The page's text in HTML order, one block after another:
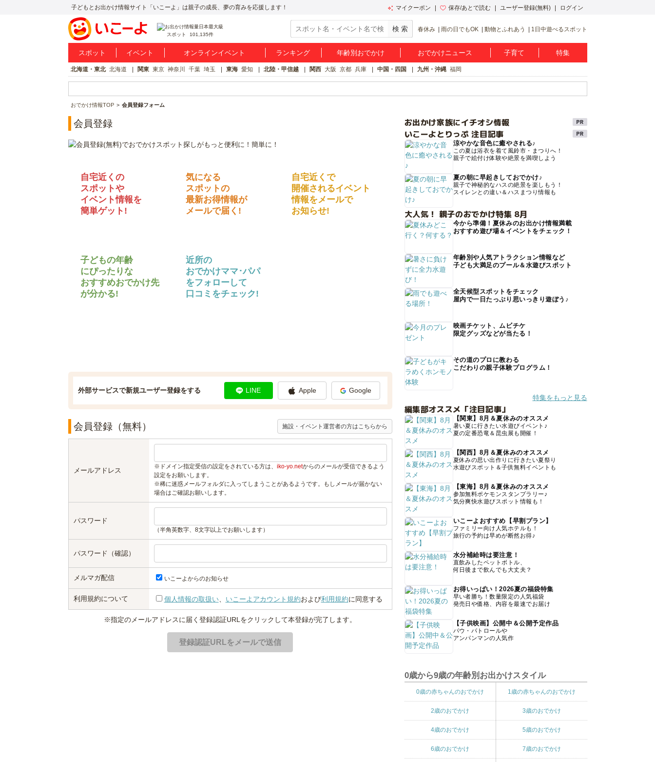
子どもとお出かけ情報サイト「いこーよ」は親子の成長、夢の育みを応援します！ マイクーポン 保存/あとで読む ユーザー登録(無料) ログイン
スポット 101,135件
春休み 雨の日でもOK 動物とふれあう 1日中遊べるスポット
スポット イベント オンラインイベント ランキング 年齢別おでかけ おでかけニュース 子育て 特集
北海道・東北 北海道 関東 東京 神奈川 千葉 埼玉 東海 愛知 北陸・甲信越 関西 大阪 京都 兵庫 中国・四国 九州・沖縄 福岡
おでかけ情報TOP 会員登録フォーム
会員登録
自宅近くの
スポットや
イベント情報を
簡単ゲット!
気になる
スポットの
最新お得情報が
メールで届く!
自宅近くで
開催されるイベント
情報をメールで
お知らせ!
子どもの年齢
にぴったりな
おすすめおでかけ先
が分かる!
近所の
おでかけママ･パパ
をフォローして
口コミをチェック!
外部サービスで新規ユーザー登録をする LINE Apple Google
会員登録（無料） 施設・イベント運営者の方はこちらから
メールアドレス ※ドメイン指定受信の設定をされている方は、 iko-yo.netからのメールが受信できるよう
設定をお願いします。
※稀に迷惑メールフォルダに入ってしまうことがあるようです。もしメールが届かない
場合はご確認お願いします。
パスワード
（半角英数字、8文字以上でお願いします）
パスワード（確認）
メルマガ配信 いこーよからのお知らせ
利用規約について 個人情報の取扱い、 いこーよアカウント規約および利用規約に同意する
※指定のメールアドレスに届く登録認証URLをクリックして本登録が完了します。
お出かけ家族にイチオシ情報
いこーよとりっぷ 注目記事
涼やかな音色に癒やされる♪
この夏は浴衣を着て風鈴市・まつりへ！
親子で絵付け体験や絶景を満喫しよう
夏の朝に早起きしておでかけ♪
親子で神秘的なハスの絶景を楽しもう！
スイレンとの違い＆ハスまつり情報も
大人気！ 親子のおでかけ特集 8月
今から準備！夏休みのお出かけ情報満載
おすすめ遊び場＆イベントをチェック！
年齢別や人気アトラクション情報など
子ども大満足のプール＆水遊びスポット
全天候型スポットをチェック
屋内で一日たっぷり思いっきり遊ぼう♪
映画チケット、ムビチケ
限定グッズなどが当たる！
その道のプロに教わる
こだわりの親子体験プログラム！
特集をもっと見る
編集部オススメ「注目記事」
【関東】8月＆夏休みのオススメ
暑い夏に行きたい水遊びイベント♪
夏の定番恐竜＆昆虫展も開催！
【関西】8月＆夏休みのオススメ
夏休みの思い出作りに行きたい夏祭り
水遊びスポット＆子供無料イベントも
【東海】8月＆夏休みのオススメ
参加無料ポケモンスタンプラリー♪
気分爽快水遊びスポット情報も！
いこーよおすすめ【早割プラン】
ファミリー向け人気ホテルも！
旅行の予約は早めが断然お得♪
水分補給時は要注意！
直飲みしたペットボトル、
何日後まで飲んでも大丈夫？
お得いっぱい！2026夏の福袋特集
早い者勝ち！数量限定の人気福袋
発売日や価格、内容を最速でお届け
【子供映画】公開中＆公開予定作品
パウ・パトロールや
アンパンマンの人気作
0歳から9歳の年齢別お出かけスタイル
0歳の赤ちゃんのおでかけ 1歳の赤ちゃんのおでかけ
2歳のおでかけ 3歳のおでかけ
4歳のおでかけ 5歳のおでかけ
6歳のおでかけ 7歳のおでかけ